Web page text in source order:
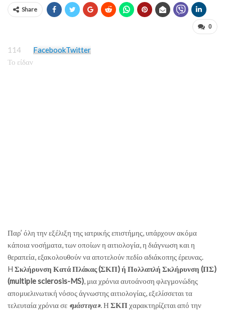
Share
0
114
Το είδαν
FacebookTwitter
Παρ’ όλη την εξέλιξη της ιατρικής επιστήμης, υπάρχουν ακόμα
κάποια νοσήματα, των οποίων η αιτιολογία, η διάγνωση και η
θεραπεία, εξακολουθούν να αποτελούν πεδίο αδιάκοπης έρευνας.
H Σκλήρυνση Κατά Πλάκας (ΣΚΠ) ή Πολλαπλή Σκλήρυνση (ΠΣ)
(multiple sclerosis-MS), μια χρόνια αυτοάνοση φλεγμονώδης
απομυελινωτική νόσος άγνωστης αιτιολογίας, εξελίσσεται τα
τελευταία χρόνια σε «μάστιγα». ΗΣΚΠχαρακτηρίζεται από την